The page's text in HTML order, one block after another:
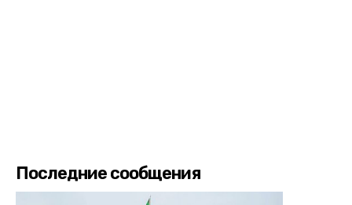
Последние сообщения